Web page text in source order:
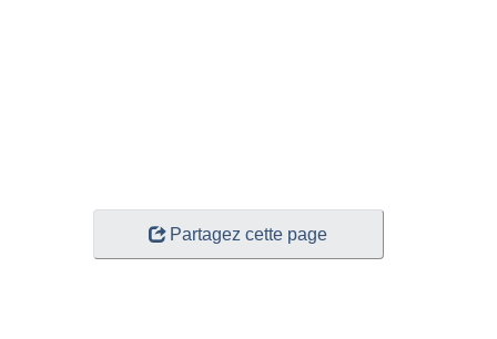
Partagez cette page